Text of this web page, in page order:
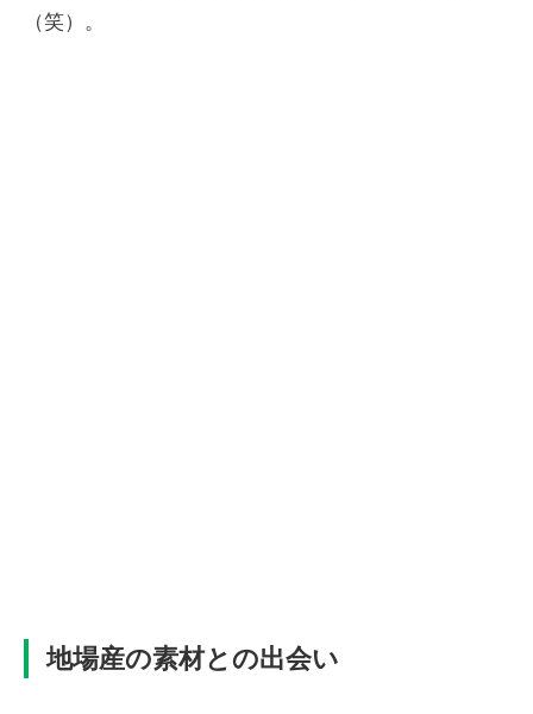
（笑）。
地場産の素材との出会い